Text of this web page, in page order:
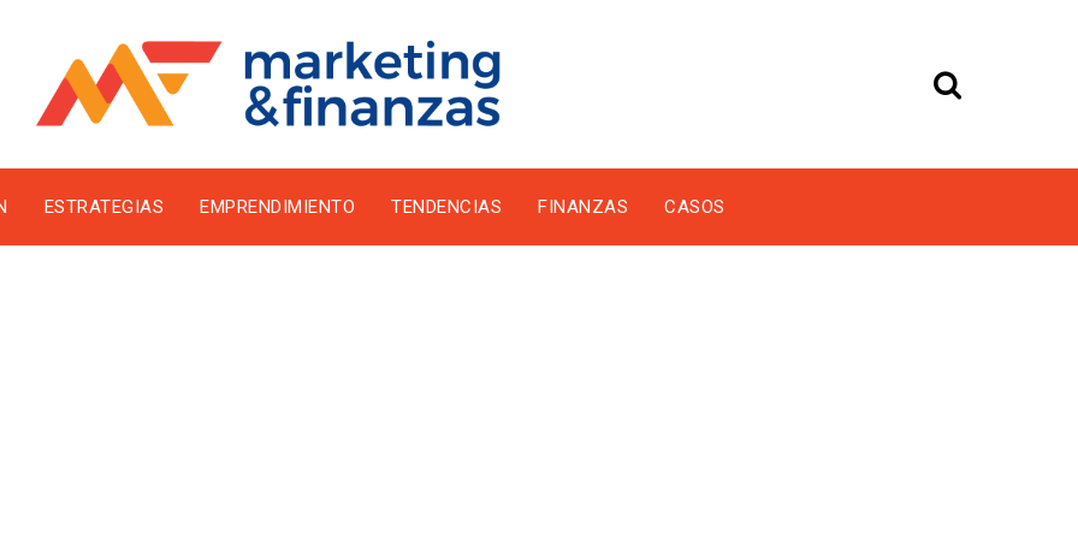
ESTRATEGIAS EMPRENDIMIENTO TENDENCIAS FINANZAS CASOS